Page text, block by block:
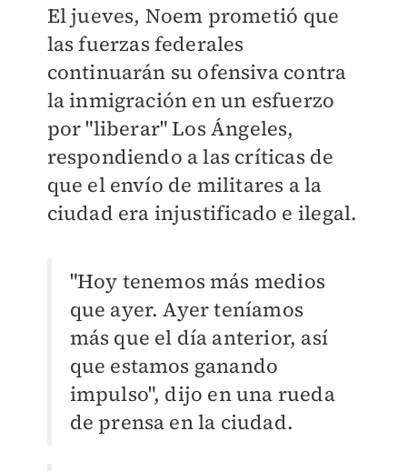
El jueves, Noem prometió que
las fuerzas federales
continuarán su ofensiva contra
la inmigración en un esfuerzo
por "liberar" Los Ángeles,
respondiendo a las críticas de
que el envío de militares a la
ciudad era injustificado e ilegal.
"Hoy tenemos más medios
que ayer. Ayer teníamos
más que el día anterior, así
que estamos ganando
impulso", dijo en una rueda
de prensa en la ciudad.